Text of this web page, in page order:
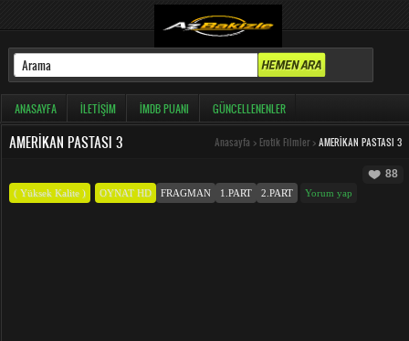
ANASAYFA İLETIŞIM İMDB PUANI GÜNCELLENENLER
AMERIKAN PASTASI 3 Anasayfa > Erotik Filmler> AMERIKAN PASTASI 3
88
( Yüksek Kalite ) OYNAT HD FRAGMAN 1.PART 2.PART Yorum yap